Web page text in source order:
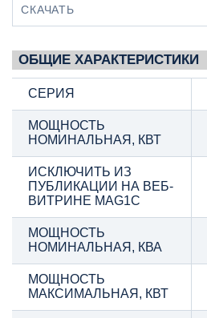
СКАЧАТЬ
ОБЩИЕ ХАРАКТЕРИСТИКИ
СЕРИЯ
МОЩНОСТЬ
НОМИНАЛЬНАЯ, КВТ
ИСКЛЮЧИТЬ ИЗ
ПУБЛИКАЦИИ НА ВЕБ-
ВИТРИНЕ MAG1C
МОЩНОСТЬ
НОМИНАЛЬНАЯ, КВА
МОЩНОСТЬ
МАКСИМАЛЬНАЯ, КВТ